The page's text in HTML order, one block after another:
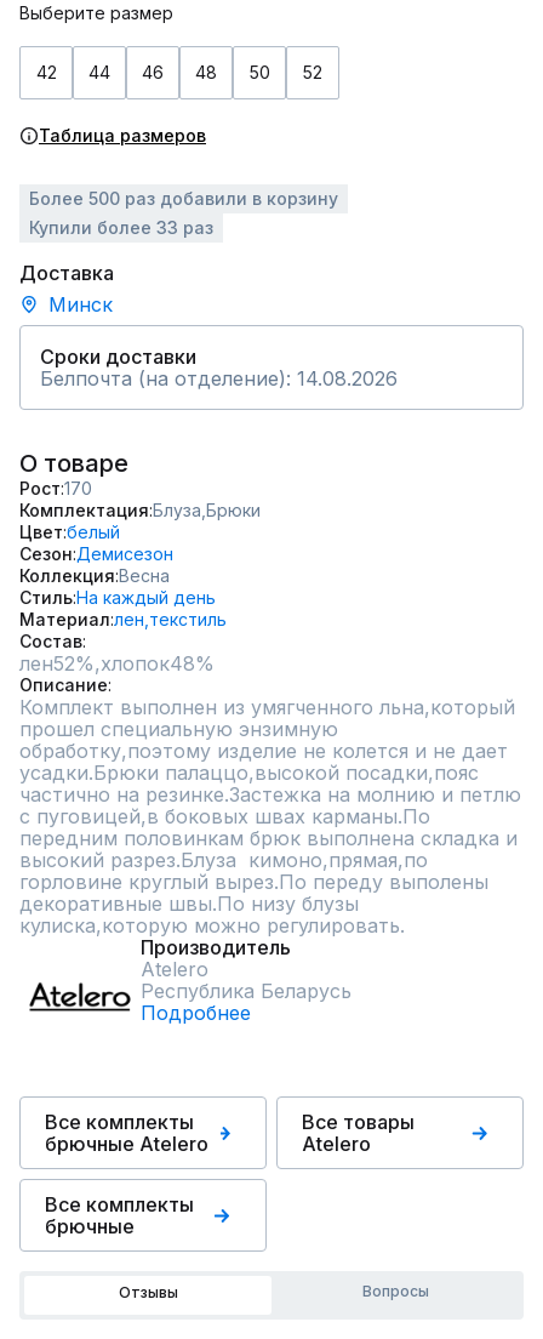
Выберите размер
42 44 46 48 50 52
Таблица размеров
Более 500 раз добавили в корзину
Купили более 33 раз
Доставка
Минск
Сроки доставки
Белпочта (на отделение): 14.08.2026
О товаре
Рост 170
Комплектация Блуза, Брюки
Цвет белый
Сезон Демисезон
Коллекция Весна
СтильНа каждый день
Материал лен, текстиль
Состав
лен52%,хлопок48%
Описание
Комплект выполнен из умягченного льна,который
прошел специальную энзимную
обработку,поэтому изделие не колется и не дает
усадки.Брюки палаццо,высокой посадки,пояс
частично на резинке.Застежка на молнию и петлю
с пуговицей,в боковых швах карманы.По
передним половинкам брюк выполнена складка и
высокий разрез.Блуза  кимоно,прямая,по
горловине круглый вырез.По переду выполены
декоративные швы.По низу блузы
кулиска,которую можно регулировать.
Производитель
Atelero
Республика Беларусь
Подробнее
Все комплекты
брючные Atelero
Все товары
Atelero
Все комплекты
брючные
Отзывы Вопросы